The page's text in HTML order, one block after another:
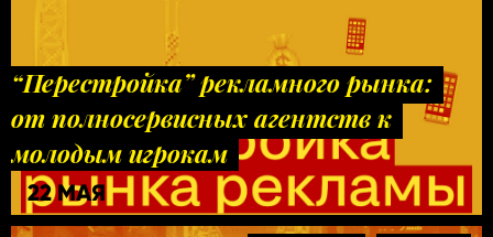
“Перестройка” рекламного рынка:
от полносервисных агентств к
молодым игрокам
22 МАЯ